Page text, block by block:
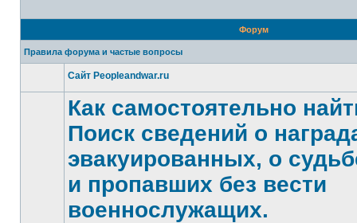
Форум
Правила форума и частые вопросы
Нет
непрочитанных
сообщений
Сайт Peopleandwar.ru
непрочитанных
сообщений
Как самостоятельно
Поиск сведений о
эвакуированных, о
и пропавших без вести
военнослужащих.